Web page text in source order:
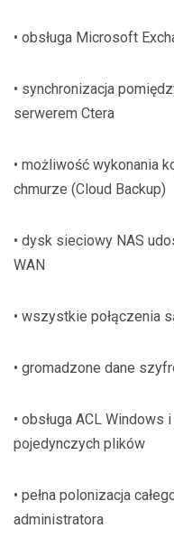
• obsługa Microsoft
• synchronizacja
serwerem Ctera
• możliwość wykonania
chmurze (Cloud Backup)
• dysk sieciowy NAS
WAN
• wszystkie połączenia
• gromadzone dane
• obsługa ACL
pojedynczych plików
• pełna polonizacja
administratora